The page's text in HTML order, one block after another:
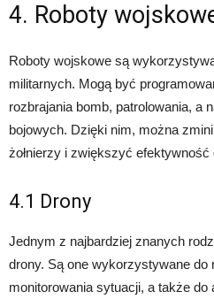
4. Roboty
Roboty wojskowe są
militarnych. Mogą być
rozbrajania bomb, patrolowania, a
bojowych. Dzięki nim, można
żołnierzy i zwiększyć efektywność
4.1 Drony
Jednym z najbardziej znanych
drony. Są one wykorzystywane do
monitorowania sytuacji, a także